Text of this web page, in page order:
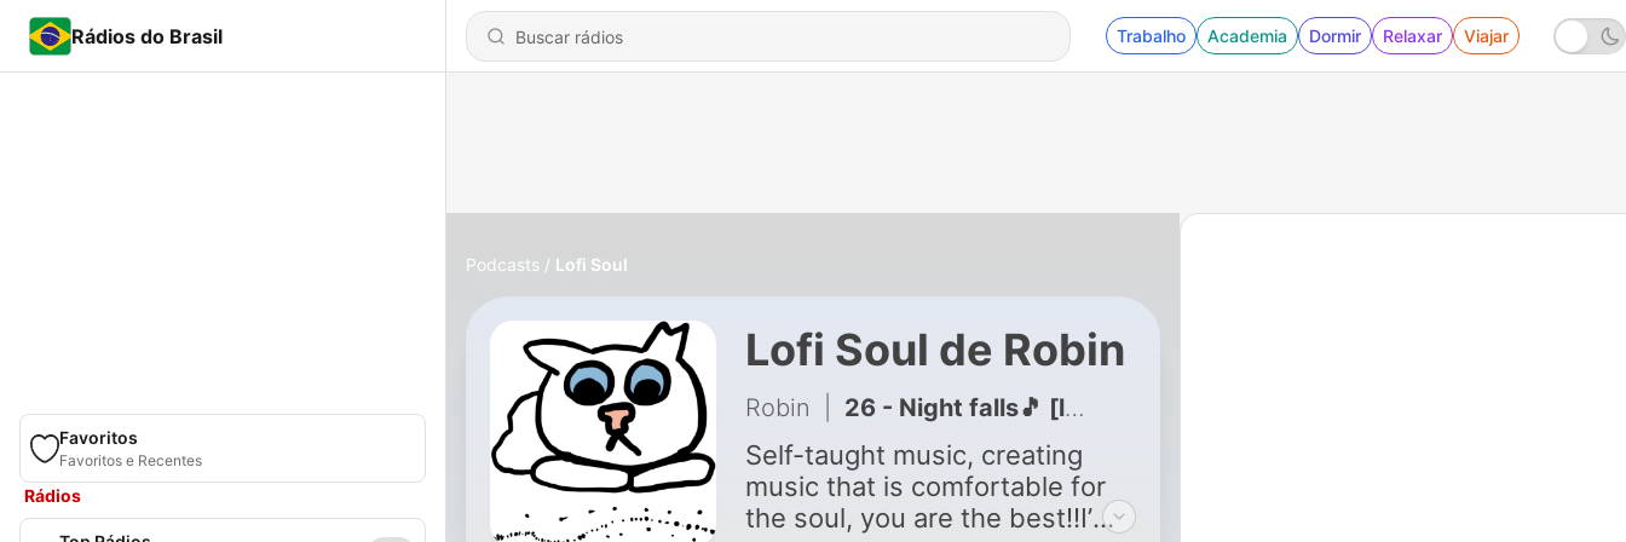
Rádios do Brasil Trabalho Academia Dormir Relaxar Viajar
Favoritos
Favoritos e Recentes
Rádios
Podcasts Lofi Soul
Lofi Soul de Robin
Robin 26 - Night falls🎵 [lofi hip hop/relaxing beats]
Self-taught music, creating
music that is comfortable for
the soul, you are the best!!I’m